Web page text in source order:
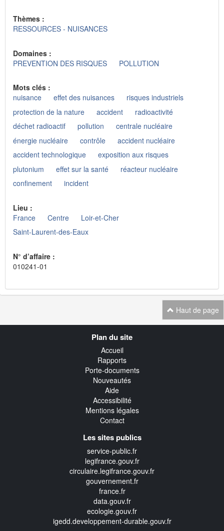
Thèmes :
RESSOURCES - NUISANCES
Domaines :
PREVENTION DES RISQUES
POLLUTION
Mots clés :
nuisance
effet des nuisances
risques industriels
protection de la nature
accident
radioactivité
déchet radioactif
pollution
centrale nucléaire
énergie nucléaire
contrôle
accident nucléaire
accident technologique
exposition aux risques
plutonium
effet sur la santé
réacteur nucléaire
confinement
incident
Lieu :
France
Centre
Loir-et-Cher
Saint-Laurent-des-Eaux
N° d’affaire :
010241-01
Haut de page
Plan du site
Accueil
Rapports
Porte-documents
Nouveautés
Aide
Accessibilité
Mentions légales
Contact
Les sites publics
service-public.fr
legifrance.gouv.fr
circulaire.legifrance.gouv.fr
gouvernement.fr
france.fr
data.gouv.fr
ecologie.gouv.fr
igedd.developpement-durable.gouv.fr